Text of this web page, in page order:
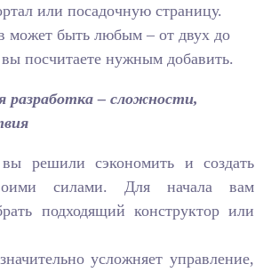
или посадочную страницу.
может быть любым – от двух до
вы посчитаете нужным добавить.
разработка – сложности,
решили сэкономить и создать
силами. Для начала вам
подходящий конструктор или
усложняет управление,